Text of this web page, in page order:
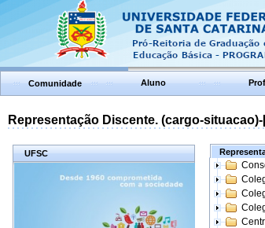
Comunidade Aluno
Representação Discente. (cargo-
UFSC